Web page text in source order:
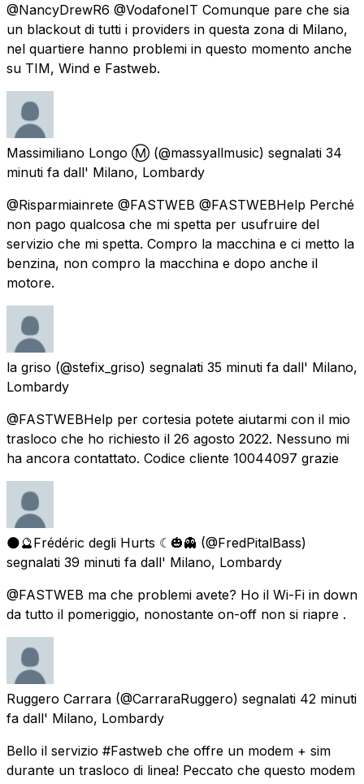
@NancyDrewR6 @VodafoneIT Comunque pare che sia
un blackout di tutti i providers in questa zona di Milano,
nel quartiere hanno problemi in questo momento anche
su TIM, Wind e Fastweb.
Massimiliano Longo Ⓜ️ (@massyallmusic) segnalati 34
minuti fa dall' Milano, Lombardy
@Risparmiainrete @FASTWEB @FASTWEBHelp Perché
non pago qualcosa che mi spetta per usufruire del
servizio che mi spetta. Compro la macchina e ci metto la
benzina, non compro la macchina e dopo anche il
motore.
la griso (@stefix_griso) segnalati 35 minuti fa dall' Milano,
Lombardy
@FASTWEBHelp per cortesia potete aiutarmi con il mio
trasloco che ho richiesto il 26 agosto 2022. Nessuno mi
ha ancora contattato. Codice cliente 10044097 grazie
🌑🔮Frédéric degli Hurts ☾🎃👻 (@FredPitalBass)
segnalati 39 minuti fa dall' Milano, Lombardy
@FASTWEB ma che problemi avete? Ho il Wi-Fi in down
da tutto il pomeriggio, nonostante on-off non si riapre .
Ruggero Carrara (@CarraraRuggero) segnalati 42 minuti
fa dall' Milano, Lombardy
Bello il servizio #Fastweb che offre un modem + sim
durante un trasloco di linea! Peccato che questo modem